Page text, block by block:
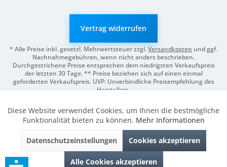
Vertrag widerrufen
* Alle Preise inkl. gesetzl. Mehrwertsteuer zzgl.Versandkosten und ggf.
Nachnahmegebühren, wenn nicht anders beschrieben.
Durchgestrichene Preise entsprechen dem niedrigsten Verkaufspreis
der letzten 30 Tage. ** Preise beziehen sich auf einen einmal
geforderten Verkaufspreis. UVP: Unverbindliche Preisempfehlung des
Herstellers.
Funktionale Aktiv
Marketing Inaktiv
Diese Website verwendet Cookies, um Ihnen die bestmögliche
Funktionalität bieten zu können. Mehr Informationen
Datenschutzeinstellungen Cookies akzeptieren
Alle Cookies akzeptieren